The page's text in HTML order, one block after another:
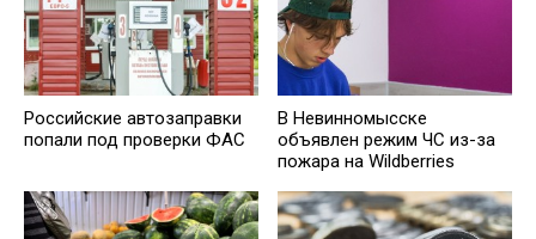
Российские автозаправки
попали под проверки ФАС
В Невинномысске
объявлен режим ЧС из-за
пожара на Wildberries